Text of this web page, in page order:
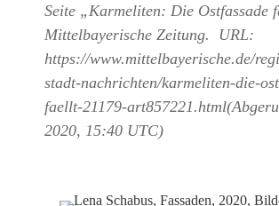
Seite „Karmeliten: Die Ostfassade
Mittelbayerische Zeitung. URL:
https://www.mittelbayerische.de/
stadt-nachrichten/karmeliten-die-
faellt-21179-
2020, 15:40 UTC)